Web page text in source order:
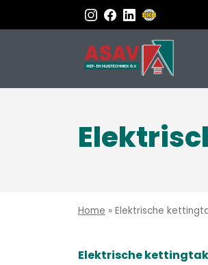
Home » Elektrische
Elektrische